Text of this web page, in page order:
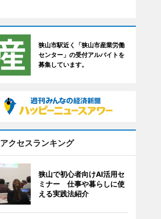
狭山市駅近く「狭山市産業労働
センター」の受付アルバイトを
募集しています。
アクセスランキング
狭山で初心者向けAI活用セ
ミナー 仕事や暮らしに使
える実践法紹介